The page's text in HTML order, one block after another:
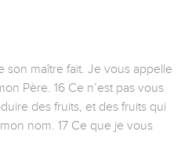
son maître fait. Je vous appelle
Père. 16 Ce n’est pas vous
des fruits, et des fruits qui
nom. 17 Ce que je vous